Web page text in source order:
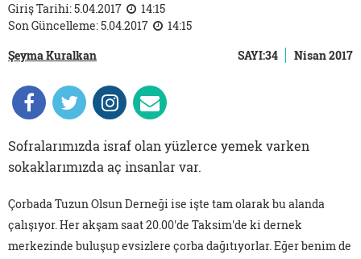
Giriş Tarihi: 5.04.2017
14:15
Son Güncelleme: 5.04.2017
14:15
Şeyma Kuralkan
SAYI:34 Nisan 2017
Sofralarımızda israf olan yüzlerce yemek varken
sokaklarımızda aç insanlar var.
Çorbada Tuzun Olsun Derneği ise işte tam olarak bu alanda
çalışıyor. Her akşam saat 20.00'de Taksim'de ki dernek
merkezinde buluşup evsizlere çorba dağıtıyorlar. Eğer benim de